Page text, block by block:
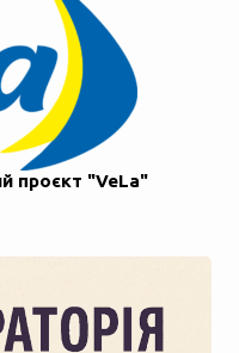
проєкт "VeLa"